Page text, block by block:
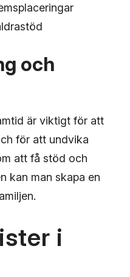
och
är viktigt för att
för att undvika
att få stöd och
kan man skapa en
i